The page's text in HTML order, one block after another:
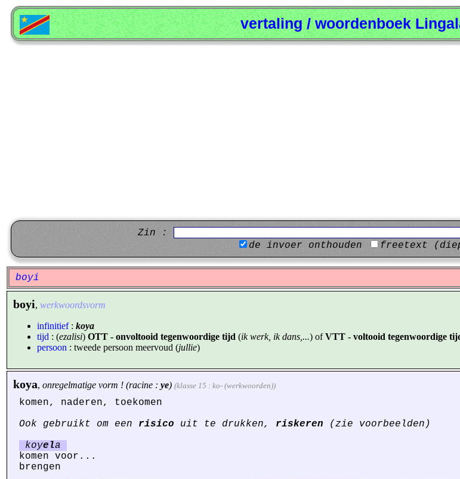
vertaling / woordenboek
Zin :
de invoer onthouden
freetext
boyi
boyi, werkwoordsvorm
infinitief: koya
tijd : (ezalisi) OTT - onvoltooid tegenwoordige tijd (ik werk, ik dans,...) ofVTT - voltooid tegenwoordige
persoon : tweede persoon meervoud (jullie)
koya, onregelmatige vorm ! (racine : ye) (klasse 15 : ko- (werkwoorden))
komen, naderen, toekomen
Ook gebruikt om een risico uit te drukken, riskeren (zie voorbeelden)
koyela
komen voor...
brengen